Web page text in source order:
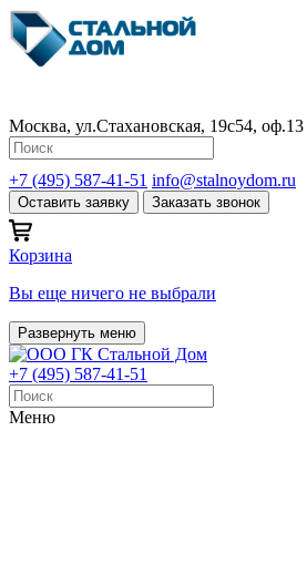
Москва, ул.Стахановская, 19с54, оф.13
+7 (495) 587-41-51 info@stalnoydom.ru
Оставить заявку Заказать звонок
Корзина
Вы еще ничего не выбрали
Развернуть меню
+7 (495) 587-41-51
Меню